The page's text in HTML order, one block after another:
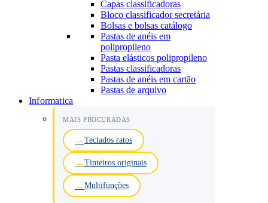
Capas classificadoras
Bloco classificador secretária
Bolsas e bolsas catálogo
Pastas de anéis em
polipropileno
Pasta elásticos polipropileno
Pastas classificadoras
Pastas de anéis em cartão
Pastas de arquivo
Informatica
MAIS PROCURADAS
Teclados ratos
Tinteiros originais
Multifunções